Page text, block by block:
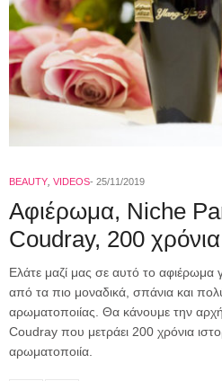
BEAUTY VIDEOS 25/11/2019
Αφιέρωμα, Niche
Coudray, 200 χρόνια
Ελάτε μαζί μας σε αυτό το
από τα πιο μοναδικά, σπάνια και
αρωματοποιίας. Θα κάνουμε την
Coudray που μετράει 200 χρόνια
αρωματοποιία.